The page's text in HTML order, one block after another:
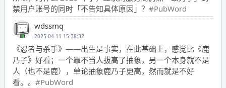
禁用户账号的同时「不告知具体原因」？ #PubWord
wdssmq
2025-04-11 15:38:32
《忍者与杀手》——出生是事实，在此基础上，感觉比《鹿
乃子》好看；一个靠不当人拔高了抽象，另一个本身就不是
人（也不是鹿），单论抽象鹿乃子更高，然而就是不好
看。。 #PubWord